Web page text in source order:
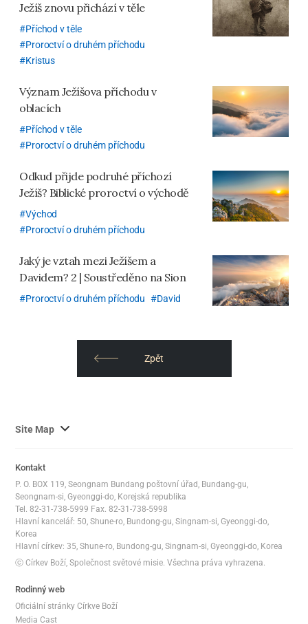
Ježíš znovu přichází v těle
Příchod v těle
Proroctví o druhém příchodu
Kristus
Význam Ježíšova příchodu v
oblacích
Příchod v těle
Proroctví o druhém příchodu
Odkud přijde podruhé příchozí
Ježíš? Biblické proroctví o východě
Východ
Proroctví o druhém příchodu
Jaký je vztah mezi Ježíšem a
Davidem? 2 | Soustředěno na Sion
Proroctví o druhém příchodu David
Zpět
Site Map 사
전
체
보
기
Kontakt
P. O. BOX 119, Seongnam Bundang poštovní úřad, Bundang-gu,
Seongnam-si, Gyeonggi-do, Korejská republika
Tel. 82-31-738-5999 Fax. 82-31-738-5998
Hlavní kancelář: 50, Shune-ro, Bundong-gu, Singnam-si, Gyeonggi-do,
Korea
Hlavní církev: 35, Shune-ro, Bundong-gu, Singnam-si, Gyeonggi-do, Korea
ⓒ Církev Boží, Společnost světové misie. Všechna práva vyhrazena.
Rodinný web
Oficiální stránky Církve Boží
Media Cast